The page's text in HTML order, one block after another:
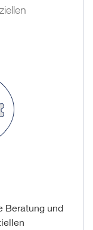
Beratung und